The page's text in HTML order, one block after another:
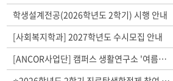
학생설계전공(2026학년도 2학기) 시행 안내
[사회복지학과] 2027학년도 수시모집 안내
[ANCOR사업단] 캠퍼스 생활연구소 '여름캠프' 참여자 모집